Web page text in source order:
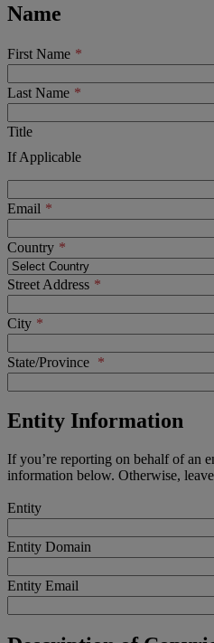
Name
First Name
Last Name
Title
If Applicable
Email
Country
Street Address
City
State/Province
Entity Information
If you’re reporting on behalf of an
information below. Otherwise,
Entity
Entity Domain
Entity Email